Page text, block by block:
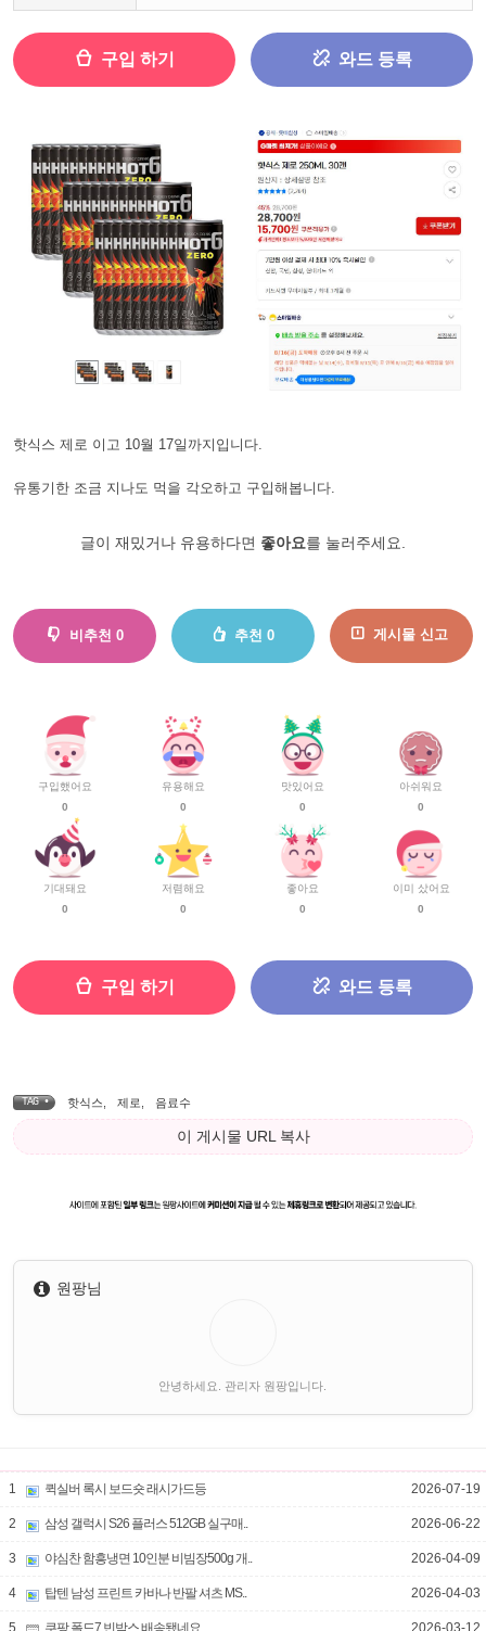
구입 하기 와드 등록
핫식스 제로 이고 10월 17일까지입니다.
유통기한 조금 지나도 먹을 각오하고 구입해봅니다.
글이 재밌거나 유용하다면 좋아요를 눌러주세요.
비추천 0 추천 0 게시물 신고
구입했어요
0
기대돼요
0
유용해요
0
저렴해요
0
맛있어요
0
좋아요
0
아쉬워요
0
이미 샀어요
0
구입 하기 와드 등록
TAG • 핫식스, 제로, 음료수
이 게시물 URL 복사
원팡님
안녕하세요. 관리자 원팡입니다.
1 퀵실버 록시 보드숏 래시가드등 2026-07-19
2 삼성 갤럭시 S26 플러스 512GB 실구매.. 2026-06-22
3 야심찬 함흥냉면 10인분 비빔장500g 개.. 2026-04-09
4 탑텐 남성 프린트 카바나 반팔 셔츠 MS.. 2026-04-03